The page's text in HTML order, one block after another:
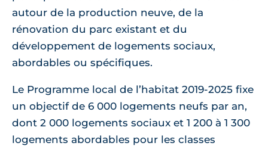
autour de la production neuve, de la
rénovation du parc existant et du
développement de logements sociaux,
abordables ou spécifiques.
Le Programme local de l’habitat 2019-2025 fixe
un objectif de 6 000 logements neufs par an,
dont 2 000 logements sociaux et 1 200 à 1 300
logements abordables pour les classes